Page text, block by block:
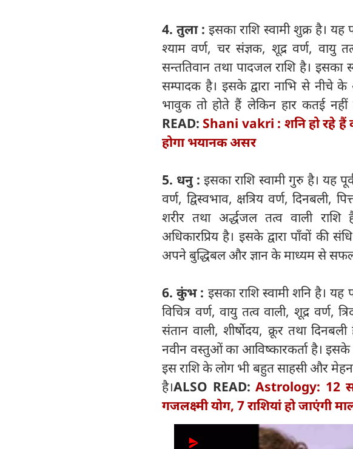
4. तुला : इसका राशि स्वामी शुक्र है। यह
श्याम वर्ण, चर संज्ञक, शूद्र वर्ण, वायु
सन्ततिवान तथा पादजल राशि है। इसका
सम्पादक है। इसके द्वारा नाभि से नीचे
भावुक तो होते हैं लेकिन हार कतई नहीं
READ: Shani vakri : शनि हो रहे हैं
होगा भयानक असर
5. धनु :इसका राशि स्वामी गुरु है। यह
वर्ण, द्विस्वभाव, क्षत्रिय वर्ण, दिनबली,
शरीर तथा अर्द्धजल तत्व वाली
अधिकारप्रिय है। इसके द्वारा पाँवों की
अपने बुद्धिबल और ज्ञान के माध्यम से
6. कुंभ : इसका राशि स्वामी शनि है। यह
विचित्र वर्ण, वायु तत्व वाली, शूद्र वर्ण,
संतान वाली, शीर्षोदय, क्रूर तथा
नवीन वस्तुओं का आविष्कारकर्ता है। इसके
इस राशि के लोग भी बहुत साहसी और
है।ALSO READ:Astrology: 12
गजलक्ष्मी योग, 7 राशियां हो जाएंगी